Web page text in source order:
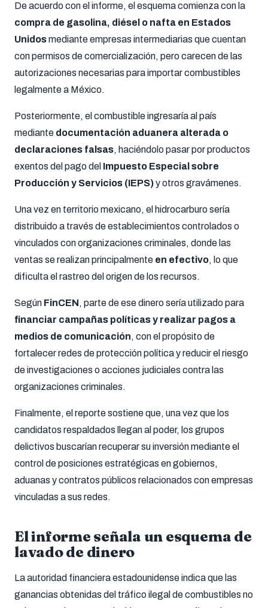
De acuerdo con el informe, el esquema comienza con la
compra de gasolina, diésel o nafta en Estados
Unidosmediante empresas intermediarias que cuentan
con permisos de comercialización, pero carecen de las
autorizaciones necesarias para importar combustibles
legalmente a México.
Posteriormente, el combustible ingresaría al país
mediante documentación aduanera alterada o
declaraciones falsas, haciéndolo pasar por productos
exentos del pago del Impuesto Especial sobre
Producción y Servicios (IEPS)y otros gravámenes.
Una vez en territorio mexicano, el hidrocarburo sería
distribuido a través de establecimientos controlados o
vinculados con organizaciones criminales, donde las
ventas se realizan principalmente en efectivo, lo que
dificulta el rastreo del origen de los recursos.
Según FinCEN, parte de ese dinero sería utilizado para
financiar campañas políticas y realizar pagos a
medios de comunicación, con el propósito de
fortalecer redes de protección política y reducir el riesgo
de investigaciones o acciones judiciales contra las
organizaciones criminales.
Finalmente, el reporte sostiene que, una vez que los
candidatos respaldados llegan al poder, los grupos
delictivos buscarían recuperar su inversión mediante el
control de posiciones estratégicas en gobiernos,
aduanas y contratos públicos relacionados con empresas
vinculadas a sus redes.
El informe señala un esquema de
lavado de dinero
La autoridad financiera estadounidense indica que las
ganancias obtenidas del tráfico ilegal de combustibles no